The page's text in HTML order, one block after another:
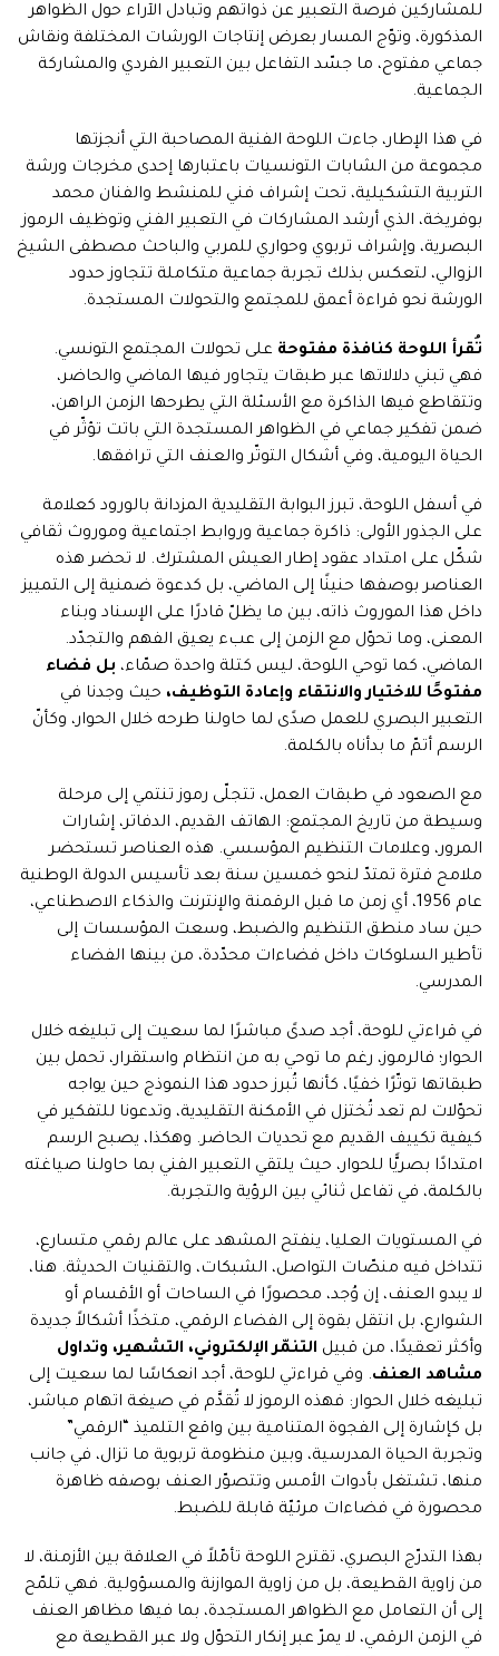
للمشاركين فرصة التعبير عن ذواتهم وتبادل الآراء حول الظواهر
المذكورة، وتوّج المسار بعرض إنتاجات الورشات المختلفة ونقاش
جماعي مفتوح، ما جسّد التفاعل بين التعبير الفردي والمشاركة
الجماعية.
في هذا الإطار، جاءت اللوحة الفنية المصاحبة التي أنجزتها
مجموعة من الشابات التونسيات باعتبارها إحدى مخرجات ورشة
التربية التشكيلية، تحت إشراف فني للمنشط والفنان محمد
بوفريخة، الذي أرشد المشاركات في التعبير الفني وتوظيف الرموز
البصرية، وإشراف تربوي وحواري للمربي والباحث مصطفى الشيخ
الزوالي، لتعكس بذلك تجربة جماعية متكاملة تتجاوز حدود
الورشة نحو قراءة أعمق للمجتمع والتحولات المستجدة.
تُقرأ اللوحة كنافذة مفتوحة على تحولات المجتمع التونسي.
فهي تبني دلالاتها عبر طبقات يتجاور فيها الماضي والحاضر،
وتتقاطع فيها الذاكرة مع الأسئلة التي يطرحها الزمن الراهن،
ضمن تفكير جماعي في الظواهر المستجدة التي باتت تؤثّر في
الحياة اليومية، وفي أشكال التوتّر والعنف التي ترافقها.
في أسفل اللوحة، تبرز البوابة التقليدية المزدانة بالورود كعلامة
على الجذور الأولى: ذاكرة جماعية وروابط اجتماعية وموروث ثقافي
شكّل على امتداد عقود إطار العيش المشترك. لا تحضر هذه
العناصر بوصفها حنينًا إلى الماضي، بل كدعوة ضمنية إلى التمييز
داخل هذا الموروث ذاته، بين ما يظلّ قادرًا على الإسناد وبناء
المعنى، وما تحوّل مع الزمن إلى عبء يعيق الفهم والتجدّد.
الماضي، كما توحي اللوحة، ليس كتلة واحدة صمّاء، بل فضاء
مفتوحًا للاختيار والانتقاء وإعادة التوظيف، حيث وجدنا في
التعبير البصري للعمل صدًى لما حاولنا طرحه خلال الحوار، وكأنّ
الرسم أتمّ ما بدأناه بالكلمة.
مع الصعود في طبقات العمل، تتجلّى رموز تنتمي إلى مرحلة
وسيطة من تاريخ المجتمع: الهاتف القديم، الدفاتر، إشارات
المرور، وعلامات التنظيم المؤسسي. هذه العناصر تستحضر
ملامح فترة تمتدّ لنحو خمسين سنة بعد تأسيس الدولة الوطنية
عام 1956، أي زمن ما قبل الرقمنة والإنترنت والذكاء الاصطناعي،
حين ساد منطق التنظيم والضبط، وسعت المؤسسات إلى
تأطير السلوكات داخل فضاءات محدّدة، من بينها الفضاء
المدرسي.
في قراءتي للوحة، أجد صدىً مباشرًا لما سعيت إلى تبليغه خلال
الحوار؛ فالرموز، رغم ما توحي به من انتظام واستقرار، تحمل بين
طبقاتها توتّرًا خفيًا، كأنها تُبرز حدود هذا النموذج حين يواجه
تحوّلات لم تعد تُختزل في الأمكنة التقليدية، وتدعونا للتفكير في
كيفية تكييف القديم مع تحديات الحاضر. وهكذا، يصبح الرسم
امتدادًا بصريًّا للحوار، حيث يلتقي التعبير الفني بما حاولنا صياغته
بالكلمة، في تفاعل ثنائي بين الرؤية والتجربة.
في المستويات العليا، ينفتح المشهد على عالم رقمي متسارع،
تتداخل فيه منصّات التواصل، الشبكات، والتقنيات الحديثة. هنا،
لا يبدو العنف، إن وُجد، محصورًا في الساحات أو الأقسام أو
الشوارع، بل انتقل بقوة إلى الفضاء الرقمي، متخذًا أشكالاً جديدة
وأكثر تعقيدًا، من قبيل التنمّر الإلكتروني، التشهير، وتداول
مشاهد العنف. وفي قراءتي للوحة، أجد انعكاسًا لما سعيت إلى
تبليغه خلال الحوار: فهذه الرموز لا تُقدَّم في صيغة اتهام مباشر،
بل كإشارة إلى الفجوة المتنامية بين واقع التلميذ “الرقمي”
وتجربة الحياة المدرسية، وبين منظومة تربوية ما تزال، في جانب
منها، تشتغل بأدوات الأمس وتتصوّر العنف بوصفه ظاهرة
محصورة في فضاءات مرئيّة قابلة للضبط.
بهذا التدرّج البصري، تقترح اللوحة تأمّلاً في العلاقة بين الأزمنة، لا
من زاوية القطيعة، بل من زاوية الموازنة والمسؤولية. فهي تلمّح
إلى أن التعامل مع الظواهر المستجدة، بما فيها مظاهر العنف
في الزمن الرقمي، لا يمرّ عبر إنكار التحوّل ولا عبر القطيعة مع